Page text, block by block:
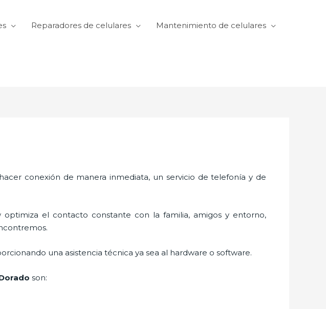
Reparadores de celulares Mantenimiento de celulares
conexión de manera inmediata, un servicio de telefonía y de
el contacto constante con la familia, amigos y entorno,
una asistencia técnica ya sea al hardware o software.
son: